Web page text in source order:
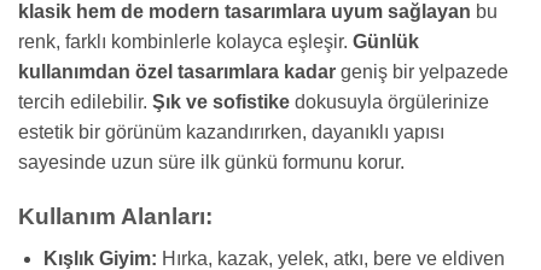
klasik hem de modern tasarımlara uyum sağlayan bu
renk, farklı kombinlerle kolayca eşleşir. Günlük
kullanımdan özel tasarımlara kadar geniş bir yelpazede
tercih edilebilir. Şık ve sofistike dokusuyla örgülerinize
estetik bir görünüm kazandırırken, dayanıklı yapısı
sayesinde uzun süre ilk günkü formunu korur.
Kullanım Alanları:
Kışlık Giyim: Hırka, kazak, yelek, atkı, bere ve eldiven